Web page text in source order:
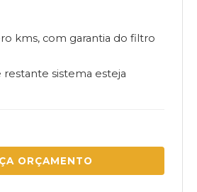
kms, com garantia do filtro
restante sistema esteja
ORÇAMENTO